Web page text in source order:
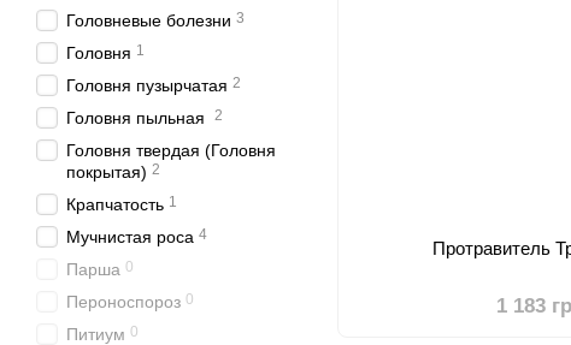
Протравитель
1 183
Головневые болезни 3
Головня 1
Головня пузырчатая 2
Головня пыльная 2
Головня твердая (Головня
покрытая) 2
Крапчатость 1
Мучнистая роса 4
Парша 0
Пероноспороз 0
Питиум 0